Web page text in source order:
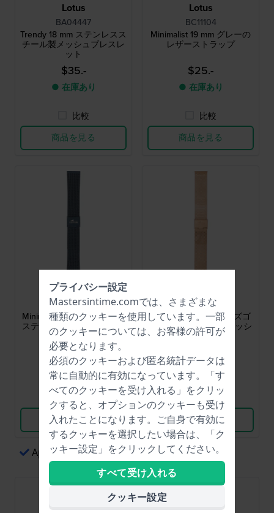
Lotus
BA04447
Trendy 18 mm ステンレスス
チール製メッシュブレスレ
ット
$35.-
● 在庫あり
比較
商品を見る
Lotus
BC11104
Minimalist 19 mm グレーの
レザーストラップ
$25.-
● 在庫あり
比較
商品を見る
Lotus
BA04482
Minimalist 20 mm ブルーの
ステンレススチール製メッ
シュブレスレット
$44.-
● 在庫あり
比較
商品を見る
BA04393
Smartime 20 mm ローズゴ
ールド調のスチールメッシ
ュブレスレット
$35.-
● 在庫あり
比較
商品を見る
Apple Payによる簡単な決済
プライバシー設定
Mastersintime.comでは、さまざまな
種類のクッキーを使用しています。一部
のクッキーについては、お客様の許可が
必要となります。
必須のクッキーおよび匿名統計データは
常に自動的に有効になっています。「す
べてのクッキーを受け入れる」をクリッ
クすると、オプションのクッキーも受け
入れたことになります。ご自身で有効に
するクッキーを選択したい場合は、「ク
ッキー設定」をクリックしてください。
すべて受け入れる
クッキー設定